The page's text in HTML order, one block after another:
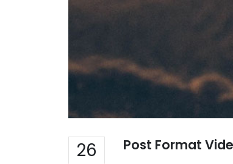
26 Post Format